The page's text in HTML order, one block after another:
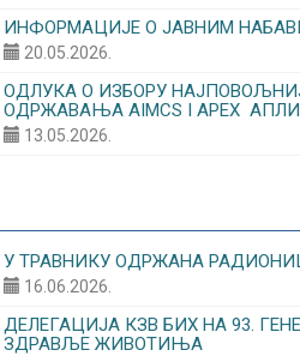
ИНФОРМАЦИЈЕ О ЈАВНИМ
20.05.2026.
ОДЛУКА О ИЗБОРУ
ОДРЖАВАЊА AIMCS I APEX
13.05.2026.
У ТРАВНИКУ ОДРЖАНА
16.06.2026.
ДЕЛЕГАЦИЈА КЗВ БИХ НА 93.
ЗДРАВЉЕ ЖИВОТИЊА